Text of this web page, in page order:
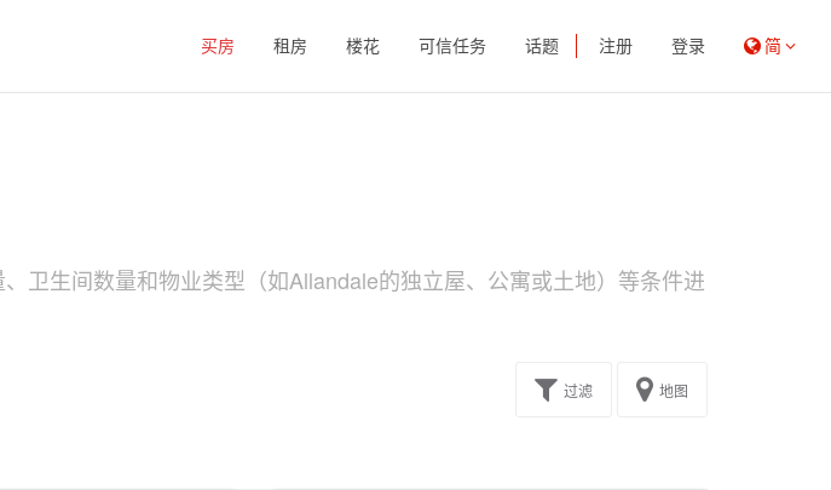
买房 租房 楼花 可信任务 话题 注册 登录 简
卫生间数量和物业类型（如Allandale的独立屋、公寓或土地）等条件进
过滤 地图